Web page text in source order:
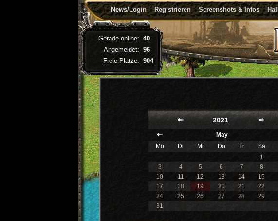
News/Login Registrieren Screenshots & Infos
2021
May
Mo
Di Mi Do Fr Sa
1
3
4 5 6 7 8
10
11 12 13 14 15
17
18 19 20 21 22
24
25 26 27 28 29
31
Gerade online: 40
Angemeldet: 96
Freie Plätze: 904